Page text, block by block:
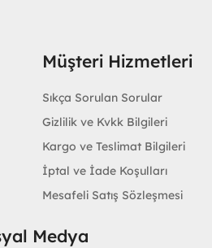
Müşteri Hizmetleri
Sıkça Sorulan Sorular
Gizlilik ve Kvkk Bilgileri
Kargo ve Teslimat Bilgileri
İptal ve İade Koşulları
Mesafeli Satış Sözleşmesi
Medya